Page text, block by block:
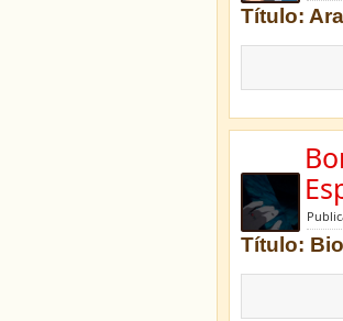
Título:
Título: